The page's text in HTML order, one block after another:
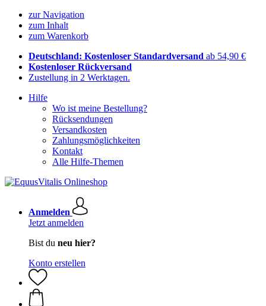
zur Navigation
zum Inhalt
zum Warenkorb
Deutschland: Kostenloser Standardversand ab 54,90 €
Kostenloser Rückversand
Zustellung in 2 Werktagen.
Hilfe
Wo ist meine Bestellung?
Rücksendungen
Versandkosten
Zahlungsmöglichkeiten
Kontakt
Alle Hilfe-Themen
Anmelden
Jetzt anmelden
Bist du neu hier?
Konto erstellen